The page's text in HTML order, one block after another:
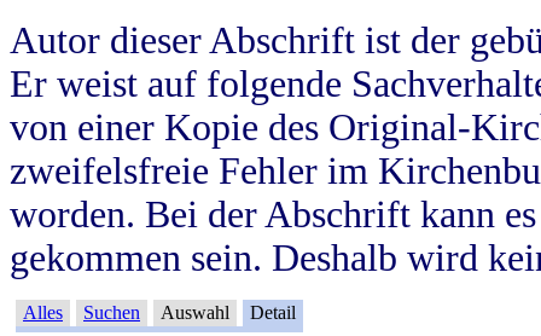
Autor dieser Abschrift ist der
Er weist auf folgende
von einer Kopie des Original-
zweifelsfreie Fehler im
worden. Bei der Abschrift kann
gekommen sein. Deshalb wird
Alles Suchen Auswahl Detail